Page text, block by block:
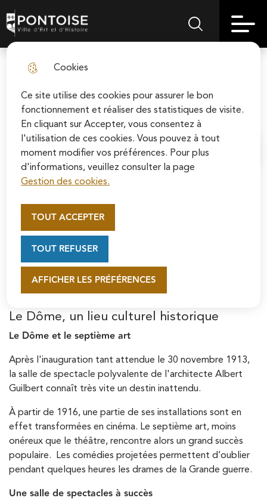
Cookies
Ce site utilise des cookies pour assurer le bon
fonctionnement et réaliser des statistiques de visite.
En cliquant sur Accepter, vous consentez à
l'utilisation de ces cookies. Vous pouvez à tout
moment modifier vos préférences. Pour plus
d'informations, veuillez consulter la page
Gestion des cookies.
AFFICHER LES PRÉFÉRENCES
TOUT ACCEPTER
TOUT REFUSER
to
menu
Skip to
search
Skip to
site map
Soutenez la rénovation de la cathédrale Saint-
Maclou en vous connectant sur le site de la
Fondation du patrimoine.
En savoir plus
Pontoise | Ville d'art et d'histoireMenu principalRechercher sur
Équipements culturels
Accueil
Ce bâtiment voisin de l’Hôtel de Ville a été le témoin de
Bien plus qu’une simple salle des fêtes, le lieu a permis
d’oublier pendant quelques heures les drames des deux
guerres mondiales, de connaître la joie des bals populaires
et de découvrir de fabuleux spectacles.
Le Dôme, un lieu culturel historique
Le Dôme et le septième art
Après l'inauguration tant attendue le 30 novembre 1913,
la salle de spectacle polyvalente de l'architecte Albert
Guilbert connaît très vite un destin inattendu.
À partir de 1916, une partie de ses installations sont en
effet transformées en cinéma. Le septième art, moins
onéreux que le théâtre, rencontre alors un grand succès
populaire. Les comédies projetées permettent d’oublier
pendant quelques heures les drames de la Grande guerre.
Une salle de spectacles à succès